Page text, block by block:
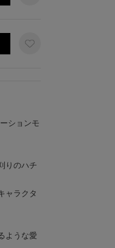
ションモ
りのハチ
ャラクタ
ような愛